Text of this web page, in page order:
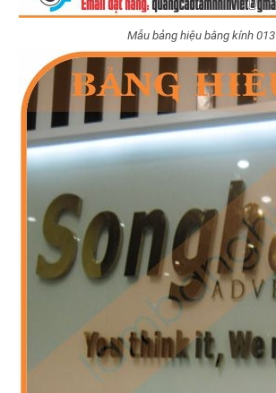
Mẫu bảng hiệu bằng kính 013